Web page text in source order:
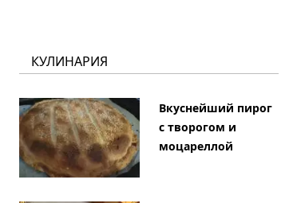
КУЛИНАРИЯ
Вкуснейший пирог
с творогом и
моцареллой